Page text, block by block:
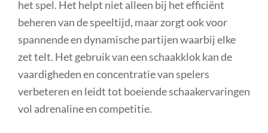
het spel. Het helpt niet alleen bij het efficiënt
beheren van de speeltijd, maar zorgt ook voor
spannende en dynamische partijen waarbij elke
zet telt. Het gebruik van een schaakklok kan de
vaardigheden en concentratie van spelers
verbeteren en leidt tot boeiende schaakervaringen
vol adrenaline en competitie.